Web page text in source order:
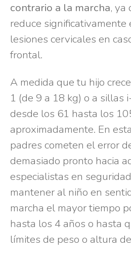
contrario a la marcha, ya
reduce significativamente
lesiones cervicales en
frontal.
A medida que tu hijo
1 (de 9 a 18 kg) o a sillas
desde los 61 hasta los
aproximadamente. En
padres cometen el error
demasiado pronto hacia
especialistas en
mantener al niño en
marcha el mayor tiempo
hasta los 4 años o hasta
límites de peso o altura